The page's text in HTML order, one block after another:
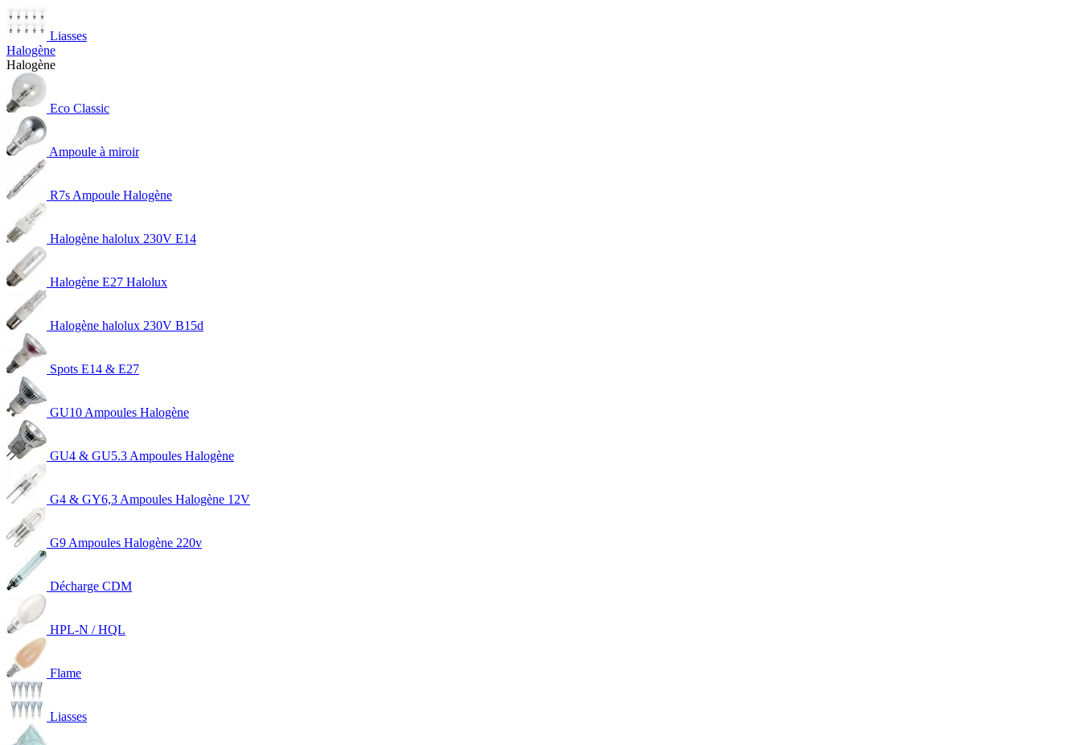
Liasses
Halogène
Halogène
Eco Classic
Ampoule à miroir
R7s Ampoule Halogène
Halogène halolux 230V E14
Halogène E27 Halolux
Halogène halolux 230V B15d
Spots E14 & E27
GU10 Ampoules Halogène
GU4 & GU5.3 Ampoules Halogène
G4 & GY6,3 Ampoules Halogène 12V
G9 Ampoules Halogène 220v
Décharge CDM
HPL-N / HQL
Flame
Liasses